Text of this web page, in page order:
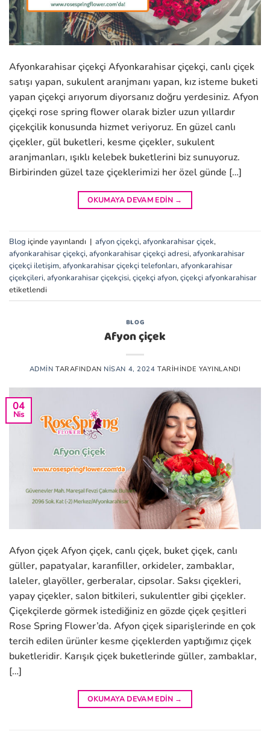
Afyonkarahisar çiçekçi Afyonkarahisar çiçekçi, canlı çiçek
satışı yapan, sukulent aranjmanı yapan, kız isteme buketi
yapan çiçekçi arıyorum diyorsanız doğru yerdesiniz. Afyon
çiçekçi rose spring flower olarak bizler uzun yıllardır
çiçekçilik konusunda hizmet veriyoruz. En güzel canlı
çiçekler, gül buketleri, kesme çiçekler, sukulent
aranjmanları, ışıklı kelebek buketlerini biz sunuyoruz.
Birbirinden güzel taze çiçeklerimizi her özel günde […]
OKUMAYA DEVAM EDIN →
Blog içinde yayınlandı | afyon çiçekçi,afyonkarahisar çiçek,
afyonkarahisar çiçekçi,afyonkarahisar çiçekçi adresi,afyonkarahisar
çiçekçi iletişim,afyonkarahisar çiçekçi telefonları,afyonkarahisar
çiçekçileri,afyonkarahisar çiçekçisi,çiçekçi afyon,çiçekçi afyonkarahisar
etiketlendi
BLOG
Afyon çiçek
ADMIN TARAFINDAN NISAN 4, 2024 TARIHINDE YAYINLANDI
04
Nis
Afyon çiçek Afyon çiçek, canlı çiçek, buket çiçek, canlı
güller, papatyalar, karanfiller, orkideler, zambaklar,
laleler, glayöller, gerberalar, cipsolar. Saksı çiçekleri,
yapay çiçekler, salon bitkileri, sukulentler gibi çiçekler.
Çiçekçilerde görmek istediğiniz en gözde çiçek çeşitleri
Rose Spring Flower’da. Afyon çiçek siparişlerinde en çok
tercih edilen ürünler kesme çiçeklerden yaptığımız çiçek
buketleridir. Karışık çiçek buketlerinde güller, zambaklar,
[…]
OKUMAYA DEVAM EDIN →